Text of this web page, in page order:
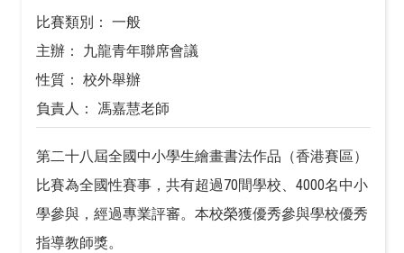
比賽類別： 一般
主辦： 九龍青年聯席會議
性質： 校外舉辦
負責人： 馮嘉慧老師
第二十八屆全國中小學生繪畫書法作品（香港賽區）
比賽為全國性賽事，共有超過70間學校、4000名中小
學參與，經過專業評審。本校榮獲優秀參與學校優秀
指導教師獎。